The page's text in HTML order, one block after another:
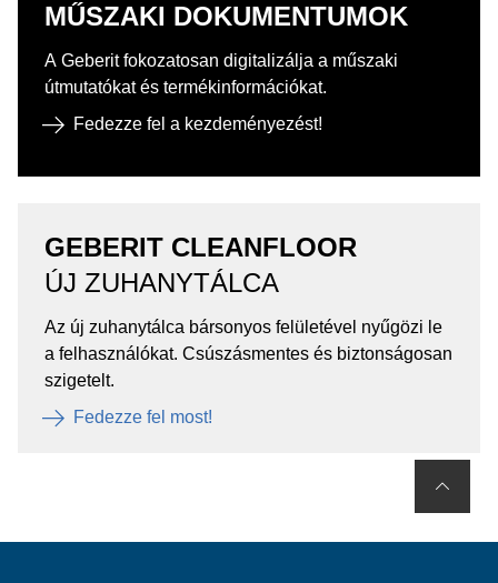
MŰSZAKI DOKUMENTUMOK
A Geberit fokozatosan digitalizálja a műszaki
útmutatókat és termékinformációkat.
Fedezze fel a kezdeményezést!
GEBERIT CLEANFLOOR
ÚJ ZUHANYTÁLCA
Az új zuhanytálca bársonyos felületével nyűgözi le
a felhasználókat. Csúszásmentes és biztonságosan
szigetelt.
Fedezze fel most!